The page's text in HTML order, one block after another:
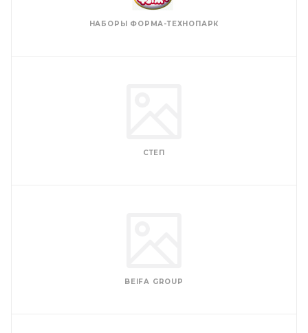
НАБОРЫ ФОРМА-ТЕХНОПАРК
СТЕП
BEIFA GROUP